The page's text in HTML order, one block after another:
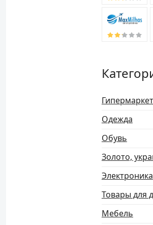
Одежда
Обувь
Золото,
Электроника
Товары для
Мебель